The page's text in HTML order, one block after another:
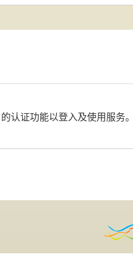
认证功能以登入及使用服务。